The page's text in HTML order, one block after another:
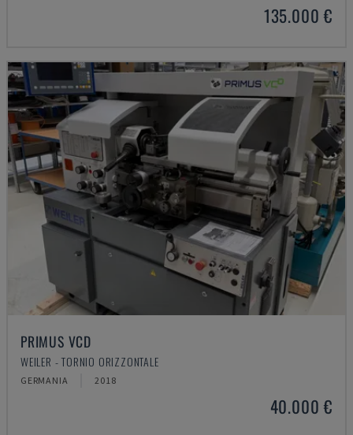
135.000 €
PRIMUS VCD
WEILER - TORNIO ORIZZONTALE
GERMANIA 2018
40.000 €